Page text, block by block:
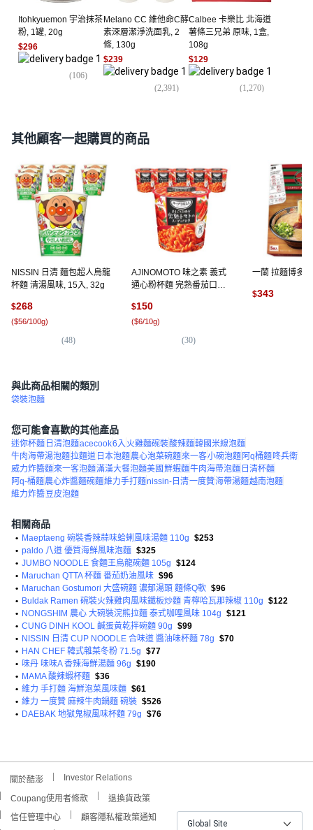
Itohkyuemon 宇治抹茶
粉, 1罐, 20g
$296
(106)
Melano CC 維他命C酵
素深層潔淨洗面乳, 2
條, 130g
$239
(2,391)
Calbee 卡樂比 北海道
薯條三兄弟 原味, 1盒,
108g
$129
(1,270)
其他顧客一起購買的商品
NISSIN 日清 麵包超人烏龍
杯麵 清湯風味, 15入, 32g
$268
($56/100g)
(48)
AJINOMOTO 味之素 義式
通心粉杯麵 完熟番茄口味,
$150
($6/10g)
(30)
一蘭 拉麵博多
$343
與此商品相關的類別
袋裝泡麵
您可能會喜歡的其他產品
迷你杯麵 日清泡麵acecook6入 火雞麵碗裝酸辣麵韓國米線泡麵
牛肉海帶湯泡麵拉麵道 日本泡麵農心泡菜碗麵來一客小碗泡麵 阿q桶麵咚兵衛
威力炸醬麵來一客泡麵滿漢大餐泡麵美國 鮮蝦麵牛肉海帶泡麵 日清杯麵
阿q-桶麵農心炸醬麵碗麵維力手打麵nissin-日清一度贊海帶湯麵越南泡麵
維力炸醬 豆皮泡麵
相關商品
• Maeptaeng 碗裝香辣蒜味蛤蜊風味湯麵 110g $253
• paldo 八道 優質海鮮風味泡麵 $325
• JUMBO NOODLE 食麵王烏龍碗麵 105g $124
• Maruchan QTTA 杯麵 番茄奶油風味 $96
• Maruchan Gostumori 大盛碗麵 濃郁湯頭 麵條Q軟 $96
• Buldak Ramen 碗裝火辣雞肉風味鐵板炒麵 青檸哈瓦那辣椒 110g $122
• NONGSHIM 農心 大碗裝浣熊拉麵 泰式咖哩風味 104g $121
• CUNG DINH KOOL 鹹蛋黃乾拌碗麵 90g $99
• NISSIN 日清 CUP NOODLE 合味道 醬油味杯麵 78g $70
• HAN CHEF 韓式雜菜冬粉 71.5g $77
• 味丹 味味A 香辣海鮮湯麵 96g $190
• MAMA 酸辣蝦杯麵 $36
• 維力 手打麵 海鮮泡菜風味麵 $61
• 維力 一度贊 麻辣牛肉鍋麵 碗裝 $526
• DAEBAK 地獄鬼椒風味杯麵 79g $76
關於酷澎 Investor Relations
Coupang使用者條款
退換貨政策
信任管理中心
顧客隱私權政策通知
Global Site